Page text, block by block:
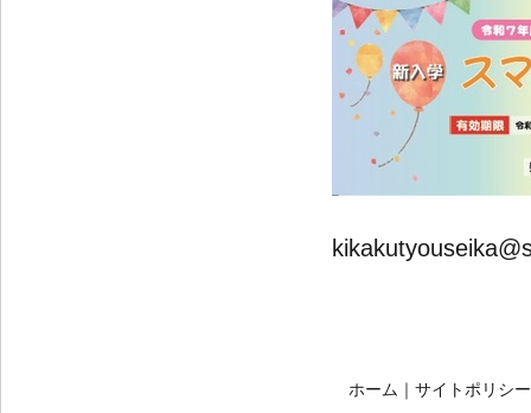
ホーム ｜ サイトポリシー